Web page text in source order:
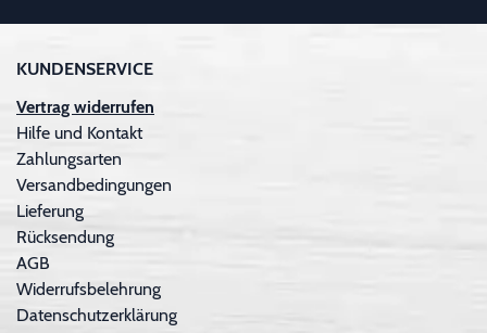
KUNDENSERVICE
Vertrag widerrufen
Hilfe und Kontakt
Zahlungsarten
Versandbedingungen
Lieferung
Rücksendung
AGB
Widerrufsbelehrung
Datenschutzerklärung